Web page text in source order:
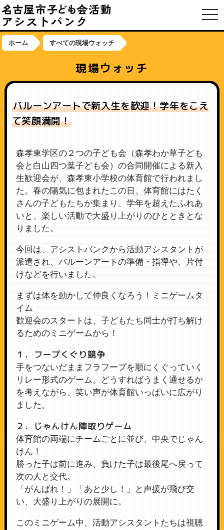
ホーム すべての現場ウォッチ
現場ウォッチ
バルーンアートで新入生を歓迎！学年をこえ
て笑顔満開！
森孝東学区の２つの子ども会（森孝わか草子ども
会と白山四つ葉子ども会）の合同開催による新入
生歓迎会が、森孝東小学校の体育館で行われまし
た。春の陽気に包まれたこの日、体育館にはたく
さんの子どもたちが集まり、学年を超えたふれあ
いと、楽しい活動で大盛り上がりのひとときとな
りました。
今回は、アシストバンクから活動アシスタントが
派遣され、バルーンアートの準備・指導や、片付
けなどを行いました。
まずは体を動かして仲良くなろう！ミニゲームタ
イム
歓迎会のスタートは、子どもたち同士が打ち解け
るためのミニゲームから！
１．フープくぐり競争
手をつないだままフラフープを順にくぐっていく
リレー形式のゲーム。どうすればうまく通せるか
を考えながら、笑い声が体育館いっぱいに広がり
ました。
２．じゃんけん陣取りゲーム
体育館の両端にチームごとに並び、中央でじゃん
けん！
勝った子は前に進み、負けた子は最後尾へ戻って
次の人と交代。
「がんばれ！」「あと少し！」と声援が飛び交
い、大盛り上がりの展開に。
このミニゲーム中、活動アシスタントたちは視聴